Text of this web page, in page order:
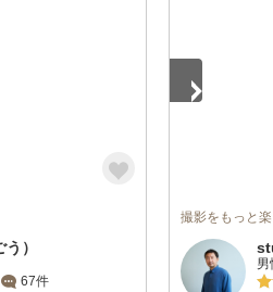
）
67件
撮影をもっと